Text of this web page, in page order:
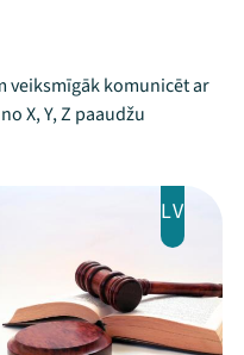
veiksmīgāk komunicēt ar
X, Y, Z paaudžu
LV